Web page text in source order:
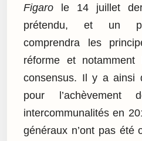
Figaro le 14 juillet
prétendu, et un
comprendra les
réforme et
consensus. Il y a ainsi
pour
intercommunalités en
généraux n’ont pas été